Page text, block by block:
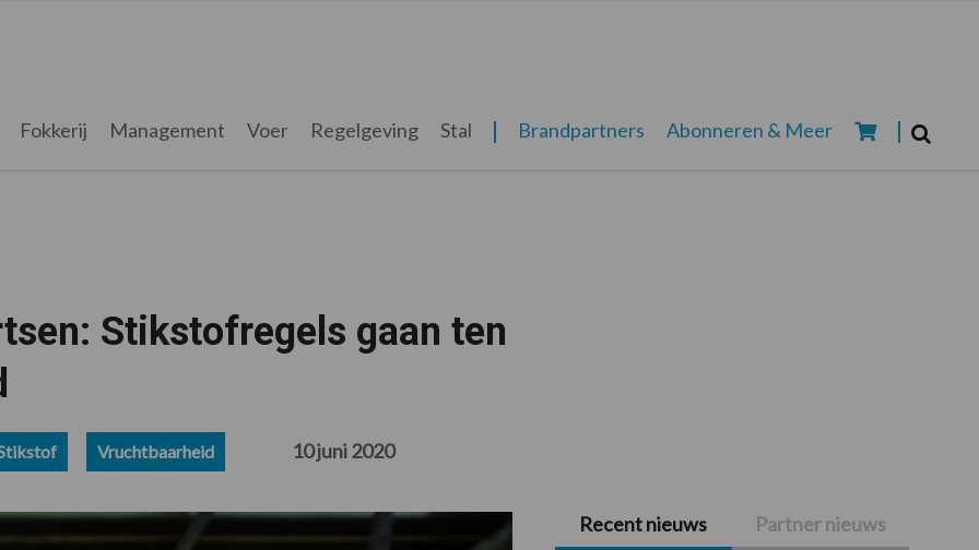
Fokkerij Management Voer Regelgeving Stal Brandpartners Abonneren & Meer
Stikstofregels gaan ten
Vruchtbaarheid 10 juni 2020
Primaire
Recent nieuws Partner nieuws